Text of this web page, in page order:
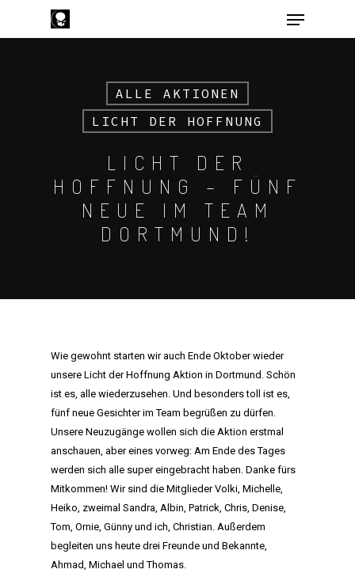
Hit enter to search or ESC to close
ALLE AKTIONEN
LICHT DER HOFFNUNG
LICHT DER
HOFFNUNG – FÜNF
NEUE IM TEAM
DORTMUND!
Wie gewohnt starten wir auch Ende Oktober wieder
unsere Licht der Hoffnung Aktion in Dortmund. Schön
ist es, alle wiederzusehen. Und besonders toll ist es,
fünf neue Gesichter im Team begrüßen zu dürfen.
Unsere Neuzugänge wollen sich die Aktion erstmal
anschauen, aber eines vorweg: Am Ende des Tages
werden sich alle super eingebracht haben. Danke fürs
Mitkommen! Wir sind die Mitglieder Volki, Michelle,
Heiko, zweimal Sandra, Albin, Patrick, Chris, Denise,
Tom, Ornie, Günny und ich, Christian. Außerdem
begleiten uns heute drei Freunde und Bekannte,
Ahmad, Michael und Thomas.